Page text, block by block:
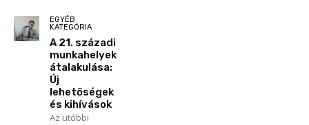
EGYÉB
KATEGÓRIA
A 21. századi
munkahelyek
átalakulása:
Új
lehetőségek
és kihívások
Az utóbbi